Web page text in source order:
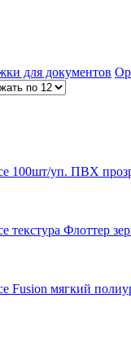
для документов
100шт/уп. ПВХ
текстура Флоттер
Fusion мягкий